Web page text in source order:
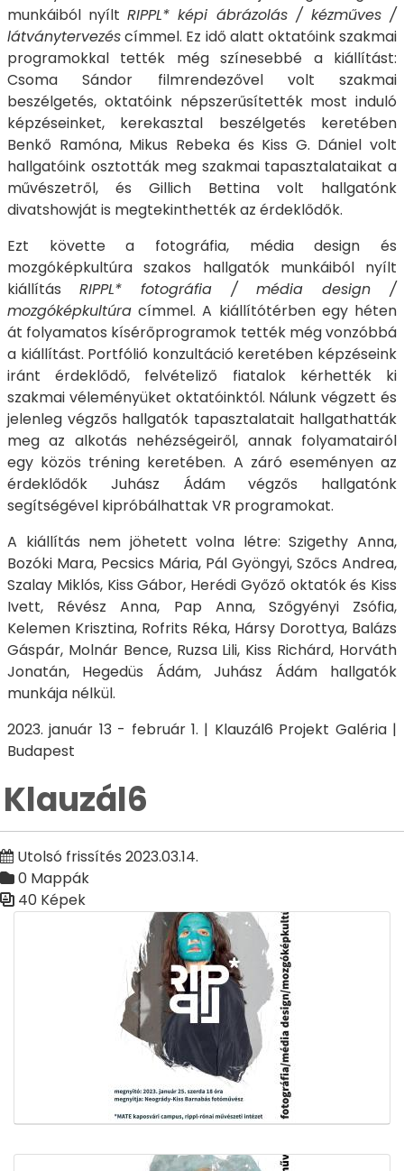
munkáiból nyíltRIPPL* képi ábrázolás / kézműves /
látványtervezéscímmel. Ez idő alatt oktatóink szakmai
programokkal tették még színesebbé a kiállítást:
Csoma Sándor filmrendezővel volt szakmai
beszélgetés, oktatóink népszerűsítették most induló
képzéseinket, kerekasztal beszélgetés keretében
Benkő Ramóna, Mikus Rebeka és Kiss G. Dániel volt
hallgatóink osztották meg szakmai tapasztalataikat a
művészetről, és Gillich Bettina volt hallgatónk
divatshowját is megtekinthették az érdeklődők.
Ezt követte a fotográfia, média design és
mozgóképkultúra szakos hallgatók munkáiból nyílt
kiállítás RIPPL* fotográfia / média design /
mozgóképkultúra címmel. A kiállítótérben egy héten
át folyamatos kísérőprogramok tették még vonzóbbá
a kiállítást. Portfólió konzultáció keretében képzéseink
iránt érdeklődő, felvételiző fiatalok kérhették ki
szakmai véleményüket oktatóinktól. Nálunk végzett és
jelenleg végzős hallgatók tapasztalatait hallgathatták
meg az alkotás nehézségeiről, annak folyamatairól
egy közös tréning keretében. A záró eseményen az
érdeklődők Juhász Ádám végzős hallgatónk
segítségével kipróbálhattak VR programokat.
A kiállítás nem jöhetett volna létre: Szigethy Anna,
Bozóki Mara, Pecsics Mária, Pál Gyöngyi, Szőcs Andrea,
Szalay Miklós, Kiss Gábor, Herédi Győző oktatók és Kiss
Ivett, Révész Anna, Pap Anna, Szőgyényi Zsófia,
Kelemen Krisztina, Rofrits Réka, Hársy Dorottya, Balázs
Gáspár, Molnár Bence, Ruzsa Lili, Kiss Richárd, Horváth
Jonatán, Hegedüs Ádám, Juhász Ádám hallgatók
munkája nélkül.
2023. január 13 - február 1. | Klauzál6 Projekt Galéria |
Budapest
Klauzál6
Utolsó frissítés 2023.03.14.
0 Mappák
40 Képek